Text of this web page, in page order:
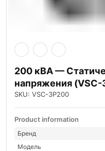
200 кВА —
напряжения (VSC-
SKU: VSC-3P200
Product information
Бренд
Модель